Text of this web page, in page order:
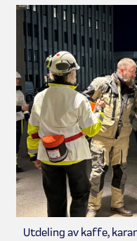
Utdeling av kaffe,